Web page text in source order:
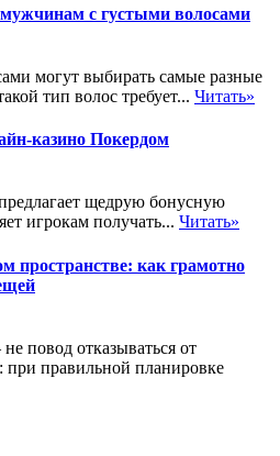
с густыми волосами
могут выбирать самые разные
тип волос требует... Читать»
казино Покердом
щедрую бонусную
игрокам получать... Читать»
пространстве: как грамотно
повод отказываться от
при правильной планировке